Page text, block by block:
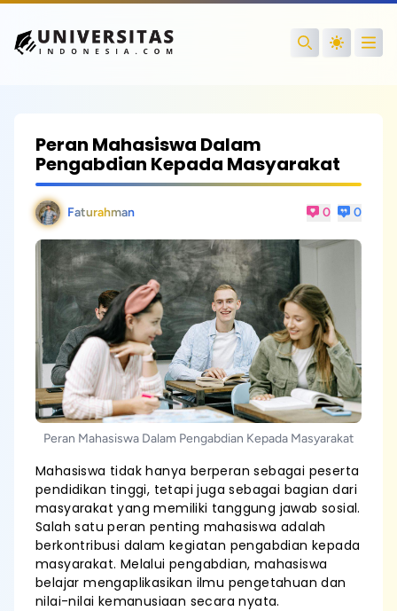
Search
Peran Mahasiswa Dalam
Pengabdian Kepada Masyarakat
Faturahman 0 0
Peran Mahasiswa Dalam Pengabdian Kepada Masyarakat
Mahasiswa tidak hanya berperan sebagai peserta
pendidikan tinggi, tetapi juga sebagai bagian dari
masyarakat yang memiliki tanggung jawab sosial.
Salah satu peran penting mahasiswa adalah
berkontribusi dalam kegiatan pengabdian kepada
masyarakat. Melalui pengabdian, mahasiswa
belajar mengaplikasikan ilmu pengetahuan dan
nilai-nilai kemanusiaan secara nyata.